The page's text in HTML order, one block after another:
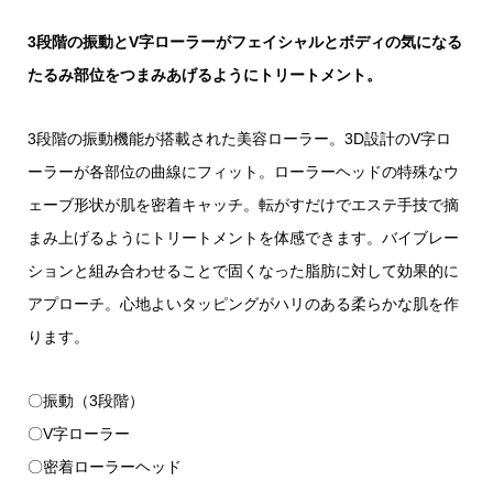
3段階の振動とV字ローラーがフェイシャルとボディの気になる
たるみ部位をつまみあげるようにトリートメント。
3段階の振動機能が搭載された美容ローラー。3D設計のV字ロ
ーラーが各部位の曲線にフィット。ローラーヘッドの特殊なウ
ェーブ形状が肌を密着キャッチ。転がすだけでエステ手技で摘
まみ上げるようにトリートメントを体感できます。バイブレー
ションと組み合わせることで固くなった脂肪に対して効果的に
アプローチ。心地よいタッピングがハリのある柔らかな肌を作
ります。
〇振動（3段階）
〇V字ローラー
〇密着ローラーヘッド